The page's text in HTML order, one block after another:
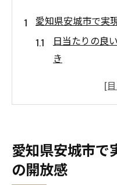
愛知県安城市で実
日当たりの良
き
眺望を楽しむ
家具配置で広
防犯対策としての2
愛知県安城市で
の開放感